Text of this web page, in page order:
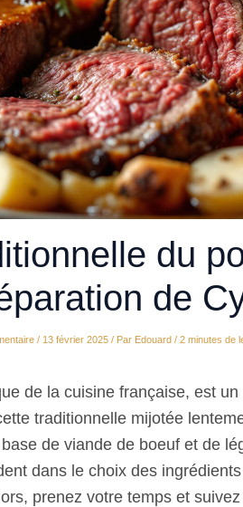
du
de
/ 13 février 2025 / Par Edouard / 2 minutes de
de la cuisine française, est
traditionnelle mijotée
de viande de boeuf et de
dans le choix des
prenez votre temps et